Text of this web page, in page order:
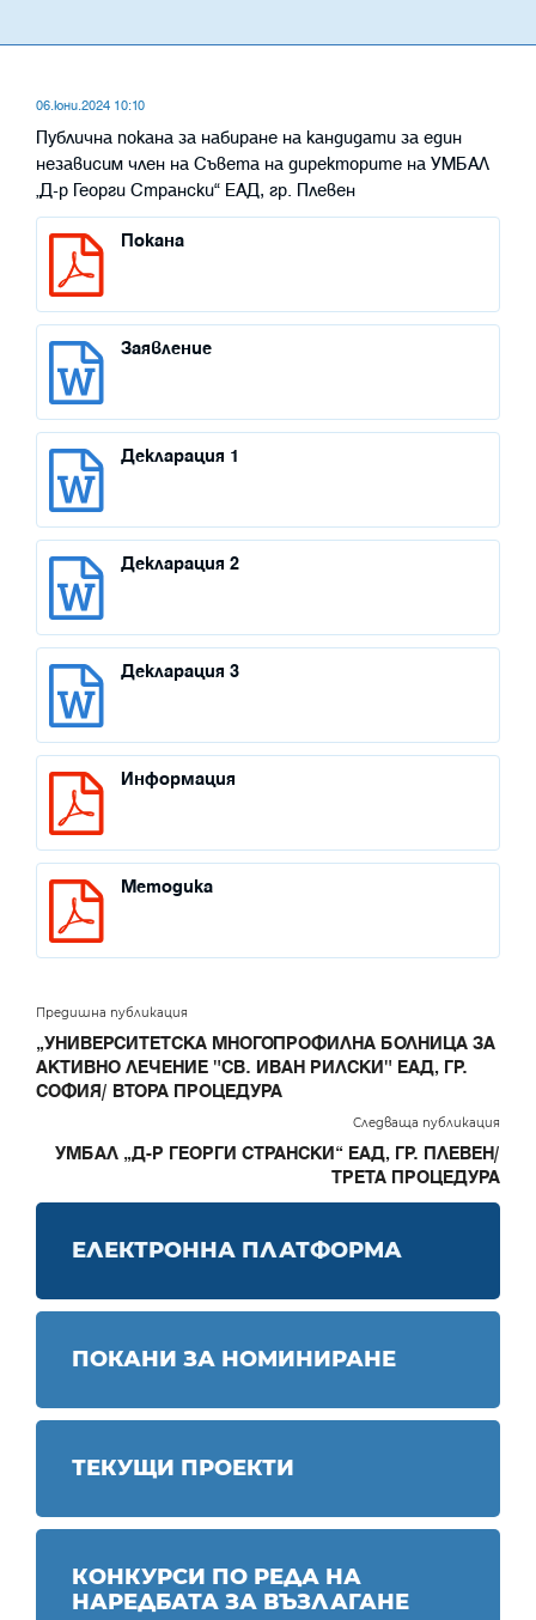
06.юни.2024 10:10
Публична покана за набиране на кандидати за един
независим член на Съвета на директорите на УМБАЛ
„Д-р Георги Странски“ ЕАД, гр. Плевен
Покана
Заявление
Декларация 1
Декларация 2
Декларация 3
Информация
Методика
Предишна публикация
„УНИВЕРСИТЕТСКА МНОГОПРОФИЛНА БОЛНИЦА ЗА
АКТИВНО ЛЕЧЕНИЕ "СВ. ИВАН РИЛСКИ" ЕАД, ГР.
СОФИЯ/ ВТОРА ПРОЦЕДУРА
Следваща публикация
УМБАЛ „Д-Р ГЕОРГИ СТРАНСКИ“ ЕАД, ГР. ПЛЕВЕН/
ТРЕТА ПРОЦЕДУРА
ЕЛЕКТРОННА ПЛАТФОРМА
ПОКАНИ ЗА НОМИНИРАНЕ
ТЕКУЩИ ПРОЕКТИ
КОНКУРСИ ПО РЕДА НА
НАРЕДБАТА ЗА ВЪЗЛАГАНЕ